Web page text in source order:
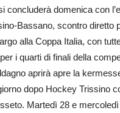
concluderà domenica con
Bassano, scontro diretto
alla Coppa Italia, con
i quarti di finali della
aprirà apre la
dopo Hockey Trissino
Martedì 28 e